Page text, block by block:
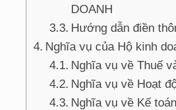
DOANH
Hướng dẫn điền
Nghĩa vụ của Hộ kinh
Nghĩa vụ về Thuế
Nghĩa vụ về Hoạt
Nghĩa vụ về Kế